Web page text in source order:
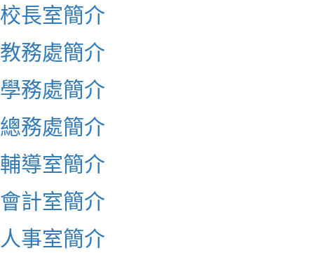
校長室簡介
教務處簡介
學務處簡介
總務處簡介
輔導室簡介
會計室簡介
人事室簡介